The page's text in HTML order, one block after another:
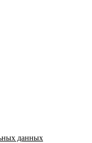
данных